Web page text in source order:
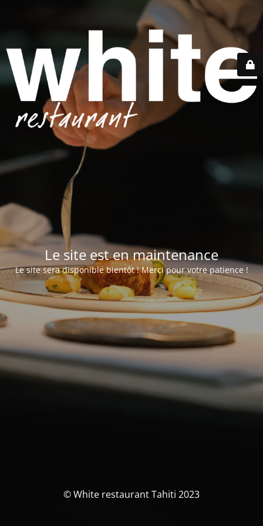
Le site est en maintenance
Le site sera disponible bientôt ! Merci pour votre patience !
© White restaurant Tahiti 2023